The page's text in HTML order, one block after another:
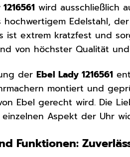
wird ausschließlich
hochwertigem Edelstahl,
ist extrem kratzfest und
von höchster Qualität
derEbel Lady 1216561
montiert und
Ebel gerecht wird. Die
Aspekt der Uhr
Funktionen: